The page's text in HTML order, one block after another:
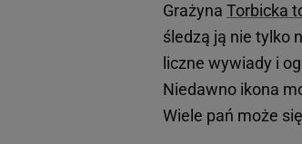
Grażyna Torbicka
śledzą ją nie tylko
liczne wywiady i
Niedawno ikona
Wiele pań może